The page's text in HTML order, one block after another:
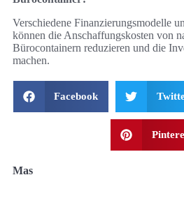
Verschiedene Finanzierungsmodelle
können die Anschaffungskosten von
Bürocontainern reduzieren und die
machen.
Facebook
Mas